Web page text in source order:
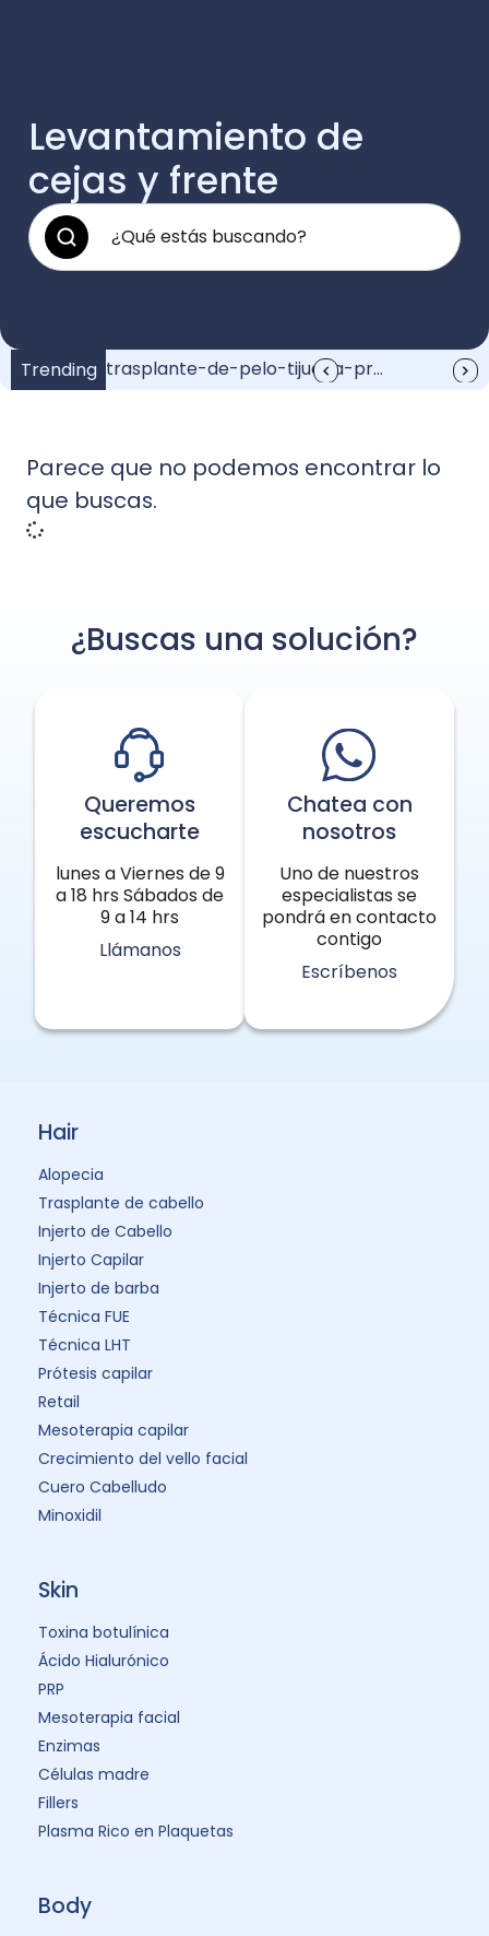
Levantamiento de
cejas y frente
Trending trasplante-de-pelo-tijuana-precio
Injerto de Pelo Anuel: Resultados y Recuperación
¿Cuánto vale un injerto de pelo?: Guía completa
Anuel y su injerto de pelo: Increíble transformación
Parece que no podemos encontrar lo
que buscas.
¿Buscas una solución?
Queremos
escucharte
lunes a Viernes de 9
a 18 hrs Sábados de
9 a 14 hrs
Llámanos
Chatea con
nosotros
Uno de nuestros
especialistas se
pondrá en contacto
contigo
Escríbenos
Hair
Alopecia
Trasplante de cabello
Injerto de Cabello
Injerto Capilar
Injerto de barba
Técnica FUE
Técnica LHT
Prótesis capilar
Retail
Mesoterapia capilar
Crecimiento del vello facial
Cuero Cabelludo
Minoxidil
Skin
Toxina botulínica
Ácido Hialurónico
PRP
Mesoterapia facial
Enzimas
Células madre
Fillers
Plasma Rico en Plaquetas
Body